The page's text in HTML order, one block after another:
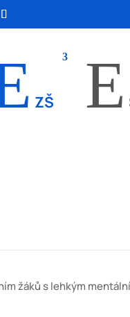
ZŠ E
žáků s lehkým